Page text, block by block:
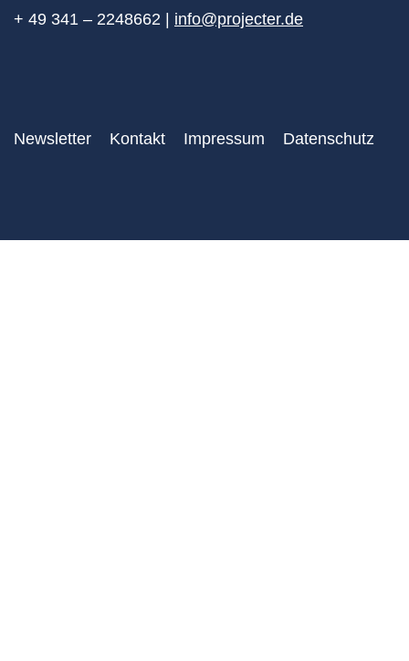
+ 49 341 – 2248662 | info@projecter.de
Newsletter Kontakt Impressum Datenschutz